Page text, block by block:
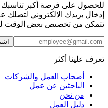
للحصول على فرصة أكبر تناسبك
إدخال بريدك الالكتروني
تتمكن من تخصيص بعض الوقت
تعرف علينا أكثر
أصحاب العمل والشركات
الباحثين عن عمل
من نحن
دليل العمل